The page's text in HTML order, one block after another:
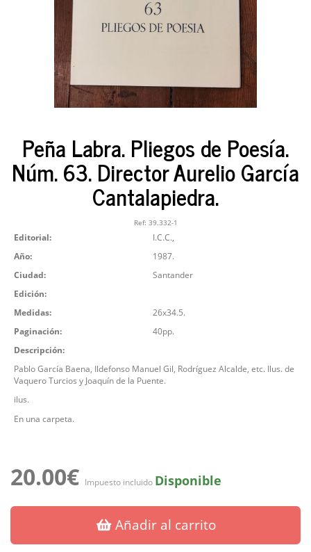
Peña Labra. Pliegos de Poesía.
Núm. 63. Director Aurelio García
Cantalapiedra.
Ref: 39.332-1
Editorial:
I.C.C.,
Año:
1987.
Ciudad:
Santander
Edición:
Medidas:
26x34.5.
Paginación:
40pp.
Descripción:
Pablo García Baena, Ildefonso Manuel Gil, Rodríguez Alcalde, etc. Ilus. de
Vaquero Turcios y Joaquín de la Puente.
ilus.
En una carpeta.
20.00€ Impuesto incluido Disponible
Añadir al carrito